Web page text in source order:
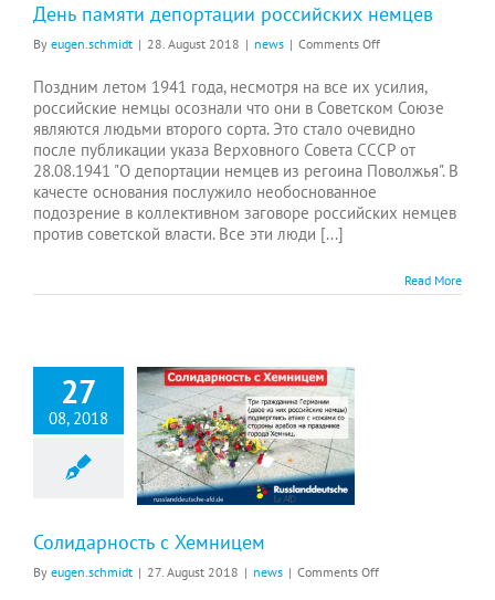
День памяти депортации российских немцев
By eugen.schmidt | 28. August 2018 | news | Comments Offon
памяти
депортации
российских
немцев
Поздним летом 1941 года, несмотря на все их усилия,
российские немцы осознали что они в Советском Союзе
являются людьми второго сорта. Это стало очевидно
после публикации указа Верховного Совета СССР от
28.08.1941 "О депортации немцев из регоина Поволжья". В
качесте основания послужило необоснованное
подозрение в коллективном заговоре российских немцев
против советской власти. Все эти люди [...]
Read More
27
08, 2018
Солидарность с Хемницем
By eugen.schmidt | 27. August 2018 | news | Comments Offon